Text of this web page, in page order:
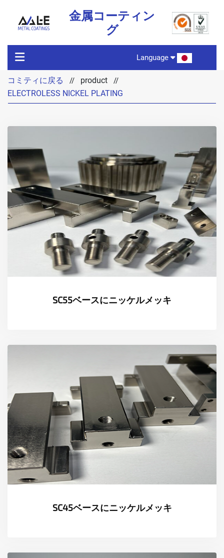
金属コーティン
グ
Language
製品
テクノロジー
測定
コミティに戻る // product //
ELECTROLESS NICKEL PLATING
SC55ベースにニッケルメッキ
SC45ベースにニッケルメッキ